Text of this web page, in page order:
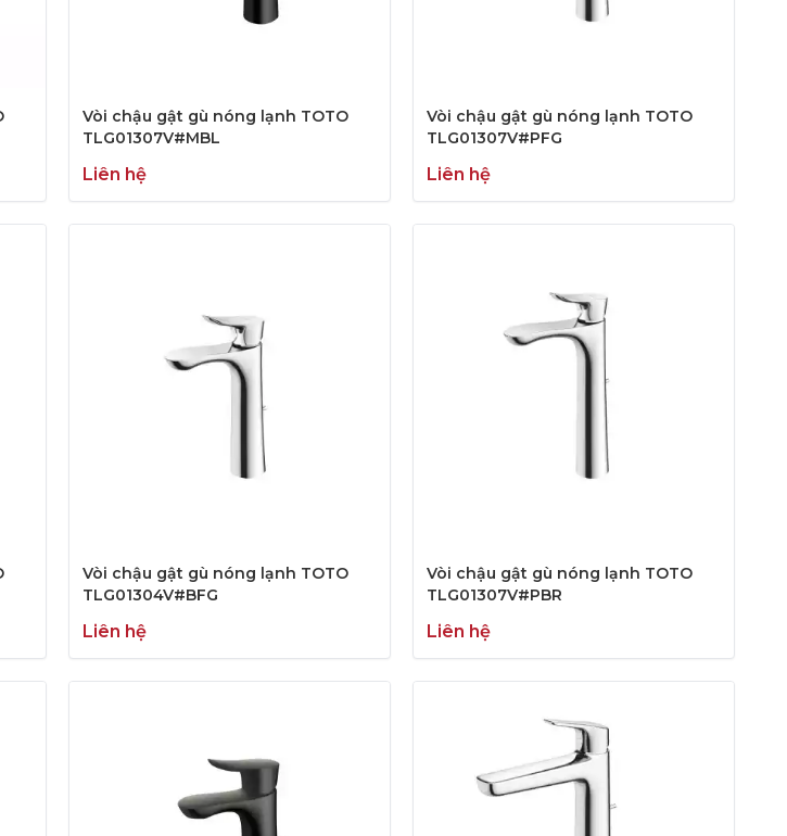
Vòi chậu gật gù nóng lạnh TOTO
TLG01307V#MBL
Liên hệ
Vòi chậu gật gù nóng lạnh TOTO
TLG01307V#PFG
Liên hệ
Vòi chậu gật gù nóng lạnh TOTO
TLG01304V#BFG
Liên hệ
Vòi chậu gật gù nóng lạnh TOTO
TLG01307V#PBR
Liên hệ